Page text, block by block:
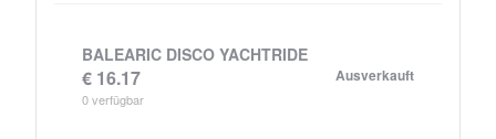
BALEARIC DISCO YACHTRIDE
€ 16.17
0verfügbar
Ausverkauft